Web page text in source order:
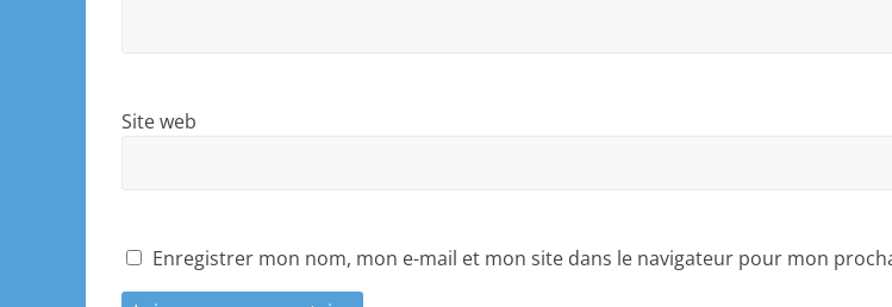
Site web
Enregistrer mon nom, mon e-mail et mon site dans le navigateur pour mon